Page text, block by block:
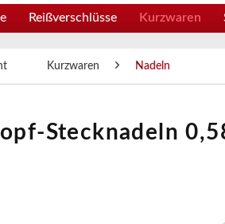
Reißverschlüsse Kurzwaren
Kurzwaren Nadeln
Stecknadeln